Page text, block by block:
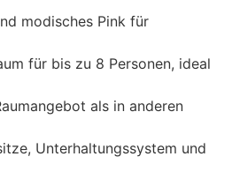
modisches Pink für
für bis zu 8 Personen, ideal
als in anderen
Unterhaltungssystem und